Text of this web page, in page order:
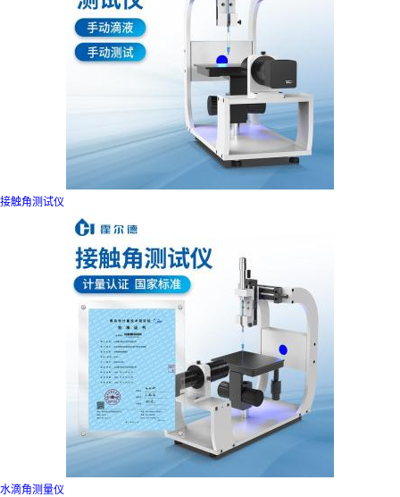
接触角测试仪
水滴角测量仪